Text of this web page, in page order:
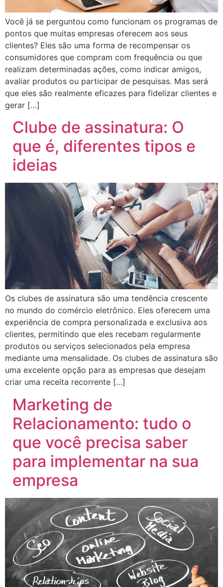
Você já se perguntou como funcionam os programas de
pontos que muitas empresas oferecem aos seus
clientes? Eles são uma forma de recompensar os
consumidores que compram com frequência ou que
realizam determinadas ações, como indicar amigos,
avaliar produtos ou participar de pesquisas. Mas será
que eles são realmente eficazes para fidelizar clientes e
gerar […]
Clube de assinatura: O
que é, diferentes tipos e
ideias
Os clubes de assinatura são uma tendência crescente
no mundo do comércio eletrônico. Eles oferecem uma
experiência de compra personalizada e exclusiva aos
clientes, permitindo que eles recebam regularmente
produtos ou serviços selecionados pela empresa
mediante uma mensalidade. Os clubes de assinatura são
uma excelente opção para as empresas que desejam
criar uma receita recorrente […]
Marketing de
Relacionamento: tudo o
que você precisa saber
para implementar na sua
empresa